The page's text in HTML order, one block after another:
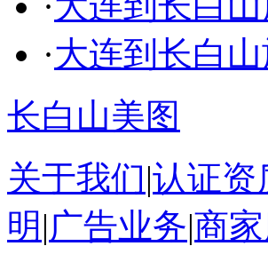
·大连到长白
长白山美图
关于我们|认证资
明 |广告业务|商